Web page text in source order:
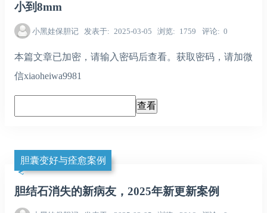
小到8mm
小黑娃保胆记 发表于 2025-03-05 浏览 1759 评论 0
本篇文章已加密，请输入密码后查看。获取密码，请加微
信xiaoheiwa9981
胆囊变好与痊愈案例
胆结石消失的新病友，2025年新更新案例